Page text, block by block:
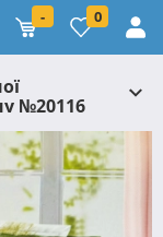
- 0
№20116